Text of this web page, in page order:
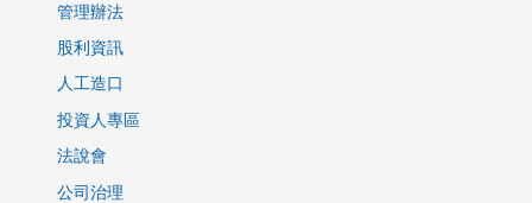
管理辦法
股利資訊
人工造口
投資人專區
法說會
公司治理